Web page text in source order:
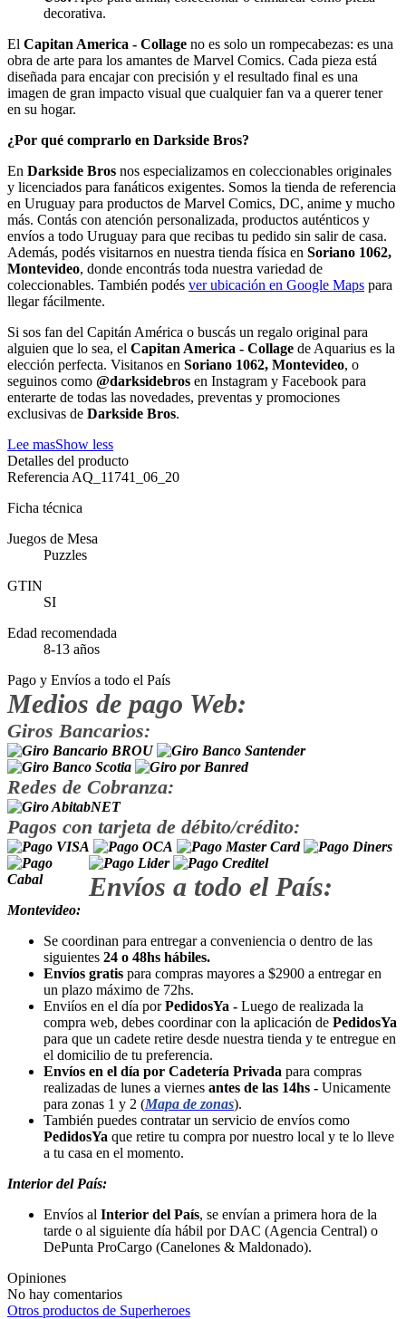
decorativa.
El Capitan America - Collage no es solo un rompecabezas: es una
obra de arte para los amantes de Marvel Comics. Cada pieza está
diseñada para encajar con precisión y el resultado final es una
imagen de gran impacto visual que cualquier fan va a querer tener
en su hogar.
¿Por qué comprarlo en Darkside Bros?
En Darkside Bros nos especializamos en coleccionables originales
y licenciados para fanáticos exigentes. Somos la tienda de referencia
en Uruguay para productos de Marvel Comics, DC, anime y mucho
más. Contás con atención personalizada, productos auténticos y
envíos a todo Uruguay para que recibas tu pedido sin salir de casa.
Además, podés visitarnos en nuestra tienda física en Soriano 1062,
Montevideo, donde encontrás toda nuestra variedad de
coleccionables. También podés ver ubicación en Google Maps para
llegar fácilmente.
Si sos fan del Capitán América o buscás un regalo original para
alguien que lo sea, el Capitan America - Collage de Aquarius es la
elección perfecta. Visitanos en Soriano 1062, Montevideo, o
seguinos como @darksidebros en Instagram y Facebook para
enterarte de todas las novedades, preventas y promociones
exclusivas de Darkside Bros.
Lee masShow less
Detalles del producto
Referencia AQ_11741_06_20
Ficha técnica
Juegos de Mesa
Puzzles
GTIN
SI
Edad recomendada
8-13 años
Pago y Envíos a todo el País
Medios de pago Web:
Giros Bancarios:
Redes de Cobranza:
Pagos con tarjeta de débito/crédito:
Envíos a todo el País:
Montevideo:
Se coordinan para entregar a conveniencia o dentro de las
siguientes 24 o 48hs hábiles.
Envíos gratis para compras mayores a $2900 a entregar en
un plazo máximo de 72hs.
Enviíos en el día porPedidosYa - Luego de realizada la
compra web, debes coordinar con la aplicación de PedidosYa
para que un cadete retire desde nuestra tienda y te entregue en
el domicilio de tu preferencia.
Envíos en el día por Cadetería Privada para compras
realizadas de lunes a viernes antes de las 14hs - Unicamente
para zonas 1 y 2 (Mapa de zonas).
También puedes contratar un servicio de envíos como
PedidosYa que retire tu compra por nuestro local y te lo lleve
a tu casa en el momento.
Interior del País:
Envíos al Interior del País, se envían a primera hora de la
tarde o al siguiente día hábil por DAC (Agencia Central) o
DePunta ProCargo (Canelones & Maldonado).
Opiniones
No hay comentarios
Otros productos de Superheroes